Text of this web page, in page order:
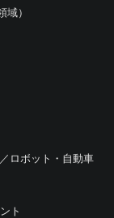
域）
ロボット・自動車
ト